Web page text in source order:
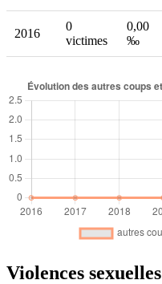
2016
0
victimes
0,00
‰
Violences sexuelles